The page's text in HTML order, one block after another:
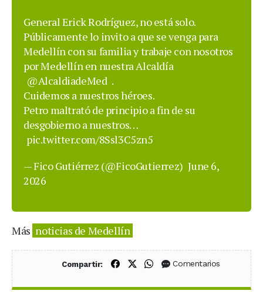
General Erick Rodríguez, no está solo.
Públicamente lo invito a que se venga para
Medellín con su familia y trabaje con nosotros
por Medellín en nuestra Alcaldía
@AlcaldiadeMed .
Cuidemos a nuestros héroes.
Petro maltrató de principio a fin de su
desgobierno a nuestros…
pic.twitter.com/8Ssl3C5zn5
— Fico Gutiérrez (@FicoGutierrez) June 6,
2026
Más noticias de Medellín
Compartir: Compartir en Facebook
Compartir en X (Twitter)
Compartir en WhatsApp
Comentarios